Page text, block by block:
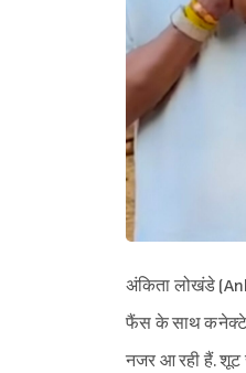
अंकिता लोखंडे
फैंस के साथ
नजर आ रही हैं. शूट